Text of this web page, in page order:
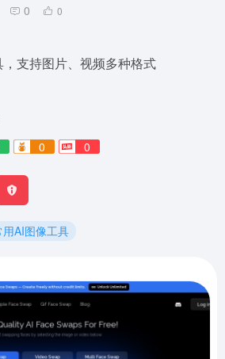
0 0
支持图片、视频多种格式
0 0
用AI图像工具